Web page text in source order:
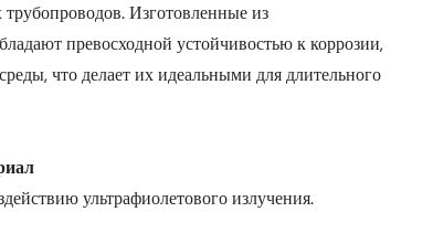
Изготовленные из
превосходной устойчивостью к коррозии,
что делает их идеальными для длительного
ультрафиолетового излучения.